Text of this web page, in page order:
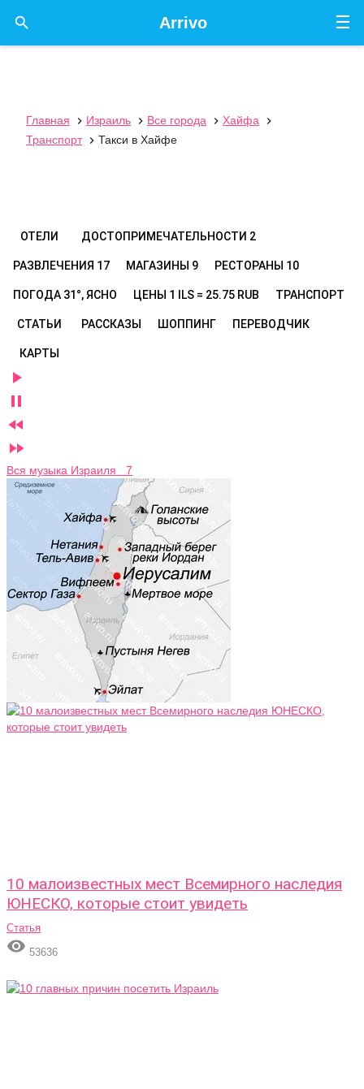
☰
Arrivo

Главная  Израиль  Все города  Хайфа

Транспорт
 Такси в Хайфе
ОТЕЛИ ДОСТОПРИМЕЧАТЕЛЬНОСТИ 2
РАЗВЛЕЧЕНИЯ 17 МАГАЗИНЫ 9 РЕСТОРАНЫ 10
ПОГОДА 31°, ЯСНО ЦЕНЫ 1 ILS = 25.75 RUB ТРАНСПОРТ
СТАТЬИ РАССКАЗЫ ШОППИНГ ПЕРЕВОДЧИК
КАРТЫ




Вся музыка Израиля 7
10 малоизвестных мест Всемирного наследия
ЮНЕСКО, которые стоит увидеть
Статья
 53636